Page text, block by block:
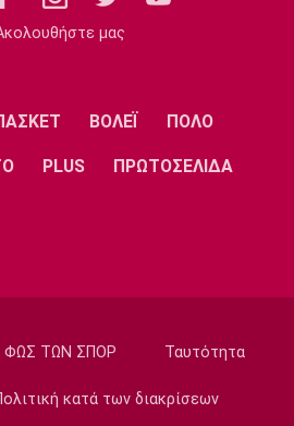
ο Σέμι Οτζελέγε
τελικό της Under 21 η
μας
ΒΟΛΕΪ ΠΟΛΟ
PLUS ΠΡΩΤΟΣΕΛΙΔΑ
ΦΩΣ ΤΩΝ ΣΠΟΡ Ταυτότητα
κατά των διακρίσεων